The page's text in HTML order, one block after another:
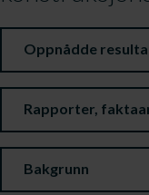
Oppnådde
Rapporter,
Bakgrunn